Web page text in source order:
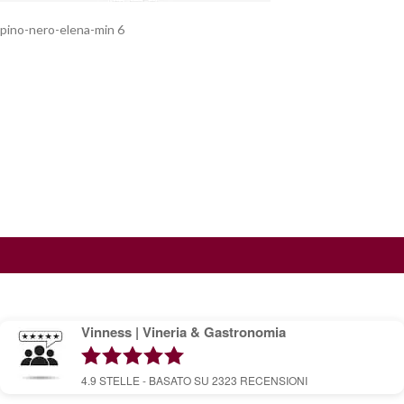
pino-nero-elena-min 6
Vinness | Vineria & Gastronomia
4.9 STELLE - BASATO SU 2323 RECENSIONI